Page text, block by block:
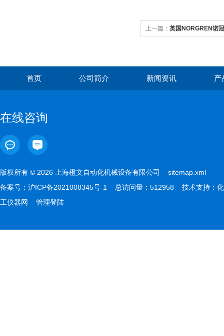
上一篇： 英国NORGREN诺
首页 公司简介 新闻资讯 产
在线咨询
版权所有 © 2026 上海橙文自动化机械设备有限公司 sitemap.xml
备案号： 沪ICP备2021008345号-1 总访问量：512958 技术支持： 化
工仪器网
管理登陆